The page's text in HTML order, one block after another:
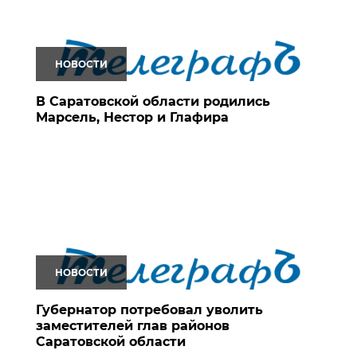
НОВОСТИ
В Саратовской области родились
Марсель, Нестор и Глафира
НОВОСТИ
Губернатор потребовал уволить
заместителей глав районов
Саратовской области